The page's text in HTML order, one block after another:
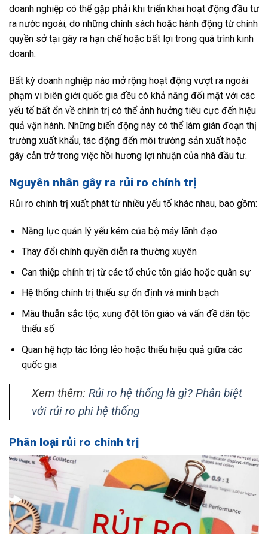
doanh nghiệp có thể gặp phải khi triển khai hoạt động đầu tư
ra nước ngoài, do những chính sách hoặc hành động từ chính
quyền sở tại gây ra hạn chế hoặc bất lợi trong quá trình kinh
doanh.
Bất kỳ doanh nghiệp nào mở rộng hoạt động vượt ra ngoài
phạm vi biên giới quốc gia đều có khả năng đối mặt với các
yếu tố bất ổn về chính trị có thể ảnh hưởng tiêu cực đến hiệu
quả vận hành. Những biến động này có thể làm gián đoạn thị
trường xuất khẩu, tác động đến môi trường sản xuất hoặc
gây cản trở trong việc hồi hương lợi nhuận của nhà đầu tư.
Nguyên nhân gây ra rủi ro chính trị
Rủi ro chính trị xuất phát từ nhiều yếu tố khác nhau, bao gồm:
Năng lực quản lý yếu kém của bộ máy lãnh đạo
Thay đổi chính quyền diễn ra thường xuyên
Can thiệp chính trị từ các tổ chức tôn giáo hoặc quân sự
Hệ thống chính trị thiếu sự ổn định và minh bạch
Mâu thuẫn sắc tộc, xung đột tôn giáo và vấn đề dân tộc
thiểu số
Quan hệ hợp tác lỏng lẻo hoặc thiếu hiệu quả giữa các
quốc gia
Xem thêm: Rủi ro hệ thống là gì? Phân biệt
với rủi ro phi hệ thống
Phân loại rủi ro chính trị